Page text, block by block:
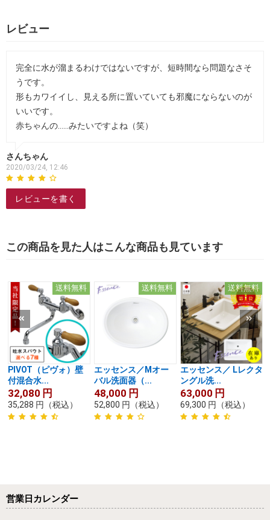
レビュー
完全に水が溜まるわけではないですが、短時間なら問題なさそ
うです。
形もカワイイし、見える所に置いていても邪魔にならないのが
いいです。
赤ちゃんの……みたいですよね（笑）
さんちゃん
2020/03/24, 12:46
レビューを書く
この商品を見た人はこんな商品も見ています
送料無料
PIVOT（ピヴォ）壁
付混合水...
32,080 円
35,288 円 （税込）
送料無料
エッセンス／Mオー
バル洗面器（...
48,000 円
52,800 円 （税込）
送料無料
エッセンス／ Lレクタ
ングル洗...
63,000 円
69,300 円 （税込）
営業日カレンダー